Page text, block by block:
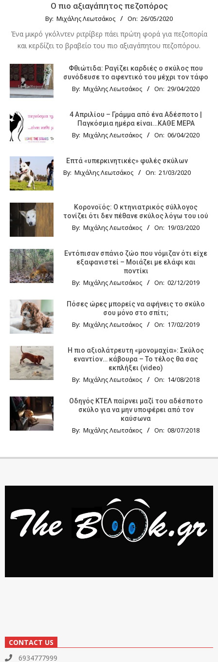
Ο πιο αξιαγάπητος πεζοπόρος
By: Μιχάλης Λεωτσάκος On: 26/05/2020
Ένα μικρό γκόλντεν ριτρίβερ πάει πρώτη φορά για πεζοπορία
και κερδίζει το βραβείο του πιο αξιαγάπητου πεζοπόρου.
Φθιώτιδα: Ραγίζει καρδιές ο σκύλος που
συνόδευσε το αφεντικό του μέχρι τον τάφο
By: Μιχάλης Λεωτσάκος On: 29/04/2020
4 Απριλίου – Γράμμα από ένα Αδέσποτο |
Παγκόσμια ημέρα είναι…ΚΑΘΕ ΜΕΡΑ
By: Μιχάλης Λεωτσάκος On: 06/04/2020
Επτά «υπερκινητικές» φυλές σκύλων
By: Μιχάλης Λεωτσάκος On: 21/03/2020
Κορονοϊός: Ο κτηνιατρικός σύλλογος
τονίζει ότι δεν πέθανε σκύλος λόγω του ιού
By: Μιχάλης Λεωτσάκος On: 19/03/2020
Εντόπισαν σπάνιο ζώο που νόμιζαν ότι είχε
εξαφανιστεί – Μοιάζει με ελάφι και
ποντίκι
By: Μιχάλης Λεωτσάκος On: 02/12/2019
Πόσες ώρες μπορείς να αφήνεις το σκύλο
σου μόνο στο σπίτι;
By: Μιχάλης Λεωτσάκος On: 17/02/2019
Η πιο αξιολάτρευτη «μονομαχία»: Σκύλος
εναντίον… κάβουρα – Το τέλος θα σας
εκπλήξει (video)
By: Μιχάλης Λεωτσάκος On: 14/08/2018
Οδηγός KTΕΛ παίρνει μαζί του αδέσποτο
σκύλο για να μην υποφέρει από τον
καύσωνα
By: Μιχάλης Λεωτσάκος On: 08/07/2018
CONTACT US
6934777999